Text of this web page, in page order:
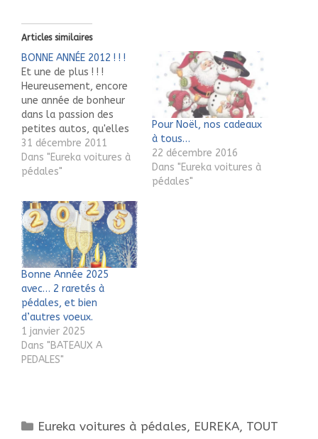
Articles similaires
BONNE ANNÉE 2012 ! ! !
Et une de plus ! ! !
Heureusement, encore
une année de bonheur
dans la passion des
petites autos, qu'elles
soient à pédales ou
encore à moteur, sans
oublier les autres jouets
Euréka. L'année 2011
aura été très
constructive en
permettant à notre
Univers,
www.voitureapedales.co
m, une…
31 décembre 2011
Dans "Eureka voitures à
pédales"
Pour Noël, nos cadeaux
à tous…
22 décembre 2016
Dans "Eureka voitures à
pédales"
Bonne Année 2025
avec… 2 raretés à
pédales, et bien
d’autres voeux.
1 janvier 2025
Dans "BATEAUX A
PEDALES"
Catégories
Eureka voitures à pédales, EUREKA, TOUT